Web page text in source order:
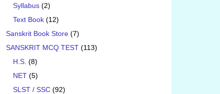
Syllabus (2)
Text Book (12)
Sanskrit Book Store (7)
SANSKRIT MCQ TEST (113)
H.S. (8)
NET (5)
SLST / SSC (92)